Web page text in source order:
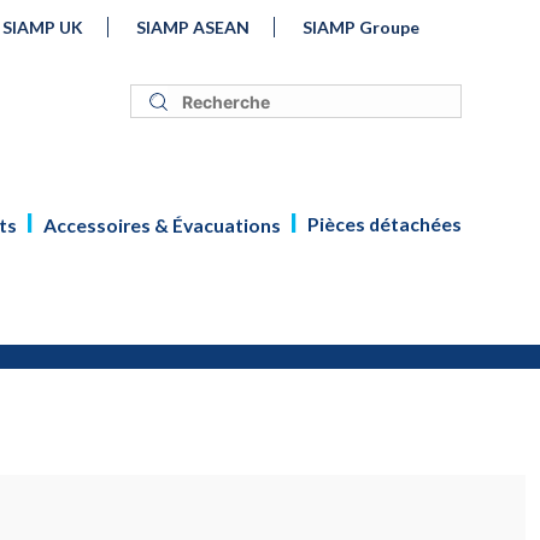
SIAMP UK SIAMP ASEAN SIAMP Groupe
Accessoires & Évacuations Pièces détachées